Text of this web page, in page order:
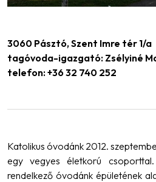
3060 Pásztó, Szent Imre tér 1/a
tagóvoda-igazgató: Zsélyiné
telefon: +36 32 740 252
Katolikus óvodánk 2012.
egy vegyes életkorú
rendelkező óvodánk épületének